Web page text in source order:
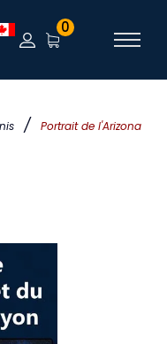
/
Portrait de l'Arizona
0